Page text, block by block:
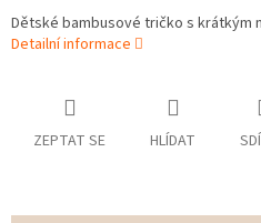
Dětské bambusové tričko s krátkým
Detailní informace
ZEPTAT SE HLÍDAT